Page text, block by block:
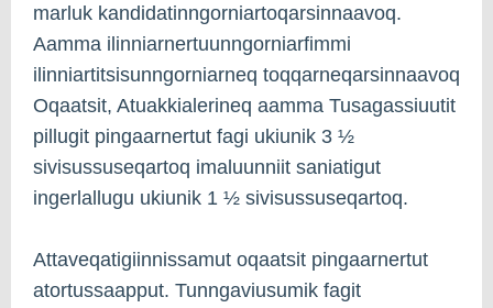
marluk kandidatinngorniartoqarsinnaavoq.
Aamma ilinniarnertuunngorniarfimmi
ilinniartitsisunngorniarneq toqqarneqarsinnaavoq
Oqaatsit, Atuakkialerineq aamma Tusagassiuutit
pillugit pingaarnertut fagi ukiunik 3 ½
sivisussuseqartoq imaluunniit saniatigut
ingerlallugu ukiunik 1 ½ sivisussuseqartoq.
Attaveqatigiinnissamut oqaatsit pingaarnertut
atortussaapput. Tunngaviusumik fagit